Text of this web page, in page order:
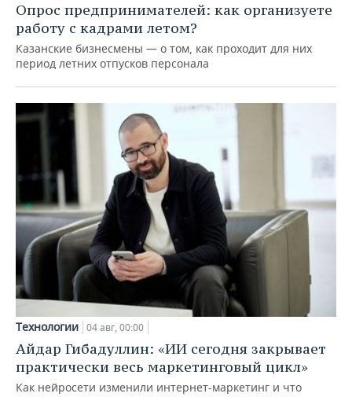
Опрос предпринимателей: как организуете
работу с кадрами летом?
Казанские бизнесмены — о том, как проходит для них
период летних отпусков персонала
Технологии 04 авг, 00:00
Айдар Гибадуллин: «ИИ сегодня закрывает
практически весь маркетинговый цикл»
Как нейросети изменили интернет-маркетинг и что